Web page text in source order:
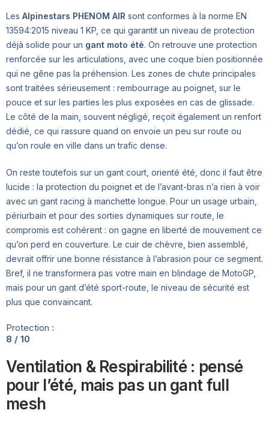
Les Alpinestars PHENOM AIR sont conformes à la norme EN
13594:2015 niveau 1 KP, ce qui garantit un niveau de protection
déjà solide pour un gant moto été. On retrouve une protection
renforcée sur les articulations, avec une coque bien positionnée
qui ne gêne pas la préhension. Les zones de chute principales
sont traitées sérieusement : rembourrage au poignet, sur le
pouce et sur les parties les plus exposées en cas de glissade.
Le côté de la main, souvent négligé, reçoit également un renfort
dédié, ce qui rassure quand on envoie un peu sur route ou
qu’on roule en ville dans un trafic dense.
On reste toutefois sur un gant court, orienté été, donc il faut être
lucide : la protection du poignet et de l’avant-bras n’a rien à voir
avec un gant racing à manchette longue. Pour un usage urbain,
périurbain et pour des sorties dynamiques sur route, le
compromis est cohérent : on gagne en liberté de mouvement ce
qu’on perd en couverture. Le cuir de chèvre, bien assemblé,
devrait offrir une bonne résistance à l’abrasion pour ce segment.
Bref, il ne transformera pas votre main en blindage de MotoGP,
mais pour un gant d’été sport-route, le niveau de sécurité est
plus que convaincant.
Protection :
8 / 10
Ventilation & Respirabilité : pensé
pour l’été, mais pas un gant full
mesh